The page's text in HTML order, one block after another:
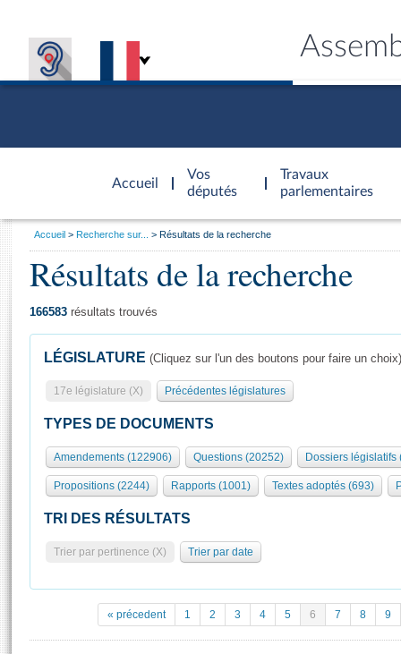
Accueil
d'accueil
Vos
députés
Travaux
parlementaires
Présidence
577 députés
Groupes politiques
Séance publique
Commissions et autres organes
Europe et International
Pétitions
Général
Rôle et pouvoirs de l'Assemblée
Organisation de l'Assemblée
Présidence Conférence des Présidents Bureau Collège des
Statistiques et chiffres clés
Documents de référence
( Constitution | Règlement de l'Assemblée ... )
Visiter l'Assemblée
Visite virtuelle du palais Bourbon
Assister à une séance
La Bibliothèque
Vous
Accueil Recherche sur... Résultats de la recherche
Résultats de la recherche
166583 résultats trouvés
LÉGISLATURE (Cliquez sur l'un des boutons pour faire un choix)
17e législature (X) Précédentes législatures
TYPES DE DOCUMENTS
Amendements (122906) Questions (20252) Dossiers législatifs
Propositions (2244) Rapports (1001) Textes adoptés (693)
TRI DES RÉSULTATS
Trier par pertinence (X) Trier par date
« précedent 1 2 3 4 5 6 7 8 9